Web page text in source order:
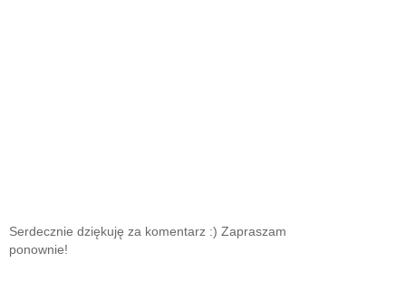
Serdecznie dziękuję za komentarz :) Zapraszam
ponownie!